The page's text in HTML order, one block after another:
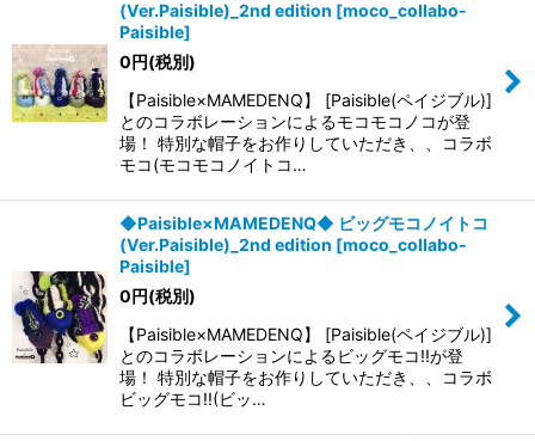
(Ver.Paisible)_2nd edition [moco_collabo-
Paisible]
0円(税別)
【Paisible×MAMEDENQ】 [Paisible(ペイジブル)]
とのコラボレーションによるモコモコノコが登
場！ 特別な帽子をお作りしていただき、、コラボ
モコ(モコモコノイトコ…
◆Paisible×MAMEDENQ◆ ビッグモコノイトコ
(Ver.Paisible)_2nd edition [moco_collabo-
Paisible]
0円(税別)
【Paisible×MAMEDENQ】 [Paisible(ペイジブル)]
とのコラボレーションによるビッグモコ!!が登
場！ 特別な帽子をお作りしていただき、、コラボ
ビッグモコ!!(ビッ…